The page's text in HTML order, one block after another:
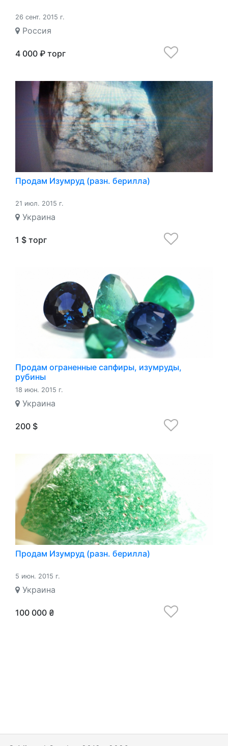
26 сент. 2015 г.
Россия
4 000 ₽ торг
Продам Изумруд (разн. берилла)
21 июл. 2015 г.
Украина
1 $ торг
Продам ограненные сапфиры, изумруды,
рубины
18 июн. 2015 г.
Украина
200 $
Продам Изумруд (разн. берилла)
5 июн. 2015 г.
Украина
100 000 ₴